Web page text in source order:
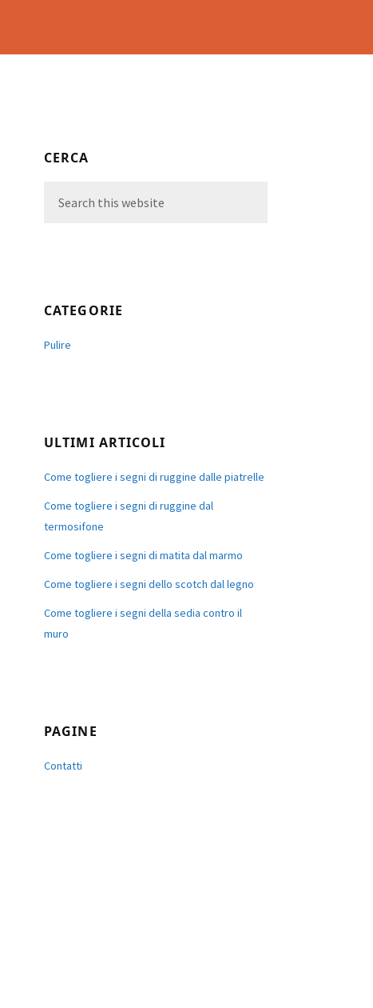
Primary
CERCA
this
CATEGORIE
Pulire
ULTIMI ARTICOLI
Come togliere i segni di ruggine dalle piatrelle
Come togliere i segni di ruggine dal
termosifone
Come togliere i segni di matita dal marmo
Come togliere i segni dello scotch dal legno
Come togliere i segni della sedia contro il
muro
PAGINE
Contatti